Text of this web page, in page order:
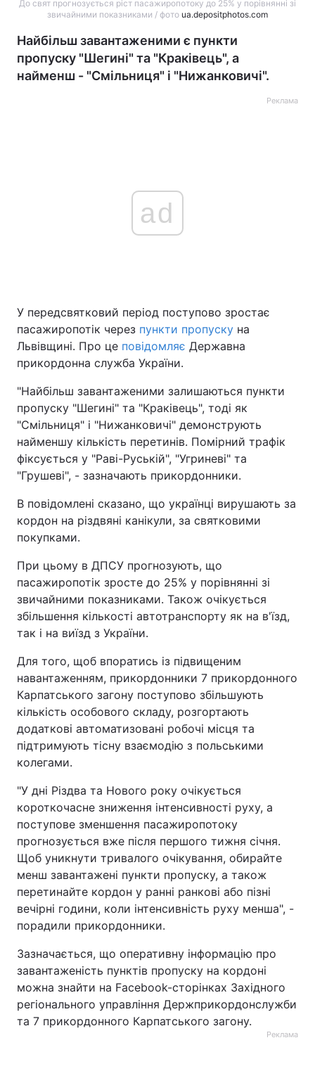
До свят прогнозується ріст пасажиропотоку до 25% у порівнянні зі
звичайними показниками / фото ua.depositphotos.com
Найбільш завантаженими є пункти
пропуску "Шегині" та "Краківець", а
найменш - "Смільниця" і "Нижанковичі".
Реклама
ad
У передсвятковий період поступово зростає
пасажиропотік через пункти пропуску на
Львівщині. Про це повідомляє Державна
прикордонна служба України.
"Найбільш завантаженими залишаються пункти
пропуску "Шегині" та "Краківець", тоді як
"Смільниця" і "Нижанковичі" демонструють
найменшу кількість перетинів. Помірний трафік
фіксується у "Раві-Руській", "Угриневі" та
"Грушеві", - зазначають прикордонники.
В повідомлені сказано, що українці вирушають за
кордон на різдвяні канікули, за святковими
покупками.
При цьому в ДПСУ прогнозують, що
пасажиропотік зросте до 25% у порівнянні зі
звичайними показниками. Також очікується
збільшення кількості автотранспорту як на в'їзд,
так і на виїзд з України.
Для того, щоб впоратись із підвищеним
навантаженням, прикордонники 7 прикордонного
Карпатського загону поступово збільшують
кількість особового складу, розгортають
додаткові автоматизовані робочі місця та
підтримують тісну взаємодію з польськими
колегами.
"У дні Різдва та Нового року очікується
короткочасне зниження інтенсивності руху, а
поступове зменшення пасажиропотоку
прогнозується вже після першого тижня січня.
Щоб уникнути тривалого очікування, обирайте
менш завантажені пункти пропуску, а також
перетинайте кордон у ранні ранкові або пізні
вечірні години, коли інтенсивність руху менша", -
порадили прикордонники.
Зазначається, що оперативну інформацію про
завантаженість пунктів пропуску на кордоні
можна знайти на Facebook-сторінках Західного
регіонального управління Держприкордонслужби
та 7 прикордонного Карпатського загону.
Реклама